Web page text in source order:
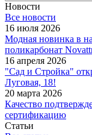
Новости
Все новости
16 июля 2026
Модная новинка в
поликарбонат
16 апреля 2026
"Сад и Стройка"
Луговая, 18!
20 марта 2026
Качество
сертификацию
Статьи